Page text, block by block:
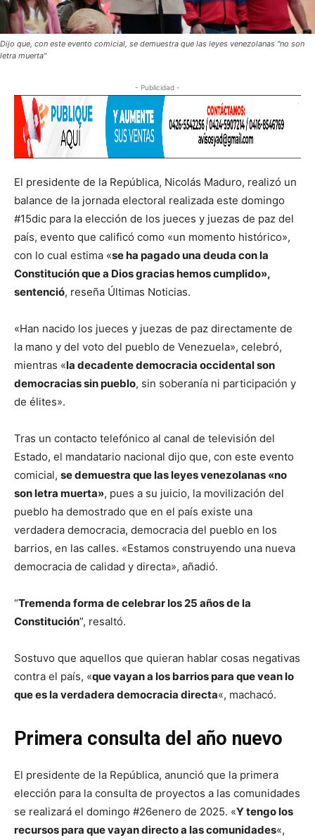
Dijo que, con este evento comicial, se demuestra que las leyes venezolanas "no son
letra muerta"
- Publicidad -
El presidente de la República, Nicolás Maduro, realizó un
balance de la jornada electoral realizada este domingo
#15dic para la elección de los jueces y juezas de paz del
país, evento que calificó como «un momento histórico»,
con lo cual estima «se ha pagado una deuda con la
Constitución que a Dios gracias hemos cumplido»,
sentenció, reseña Últimas Noticias.
«Han nacido los jueces y juezas de paz directamente de
la mano y del voto del pueblo de Venezuela», celebró,
mientras «la decadente democracia occidental son
democracias sin pueblo, sin soberanía ni participación y
de élites».
Tras un contacto telefónico al canal de televisión del
Estado, el mandatario nacional dijo que, con este evento
comicial, se demuestra que las leyes venezolanas «no
son letra muerta», pues a su juicio, la movilización del
pueblo ha demostrado que en el país existe una
verdadera democracia, democracia del pueblo en los
barrios, en las calles. «Estamos construyendo una nueva
democracia de calidad y directa», añadió.
“Tremenda forma de celebrar los 25 años de la
Constitución”, resaltó.
Sostuvo que aquellos que quieran hablar cosas negativas
contra el país, «que vayan a los barrios para que vean lo
que es la verdadera democracia directa«, machacó.
Primera consulta del año nuevo
El presidente de la República, anunció que la primera
elección para la consulta de proyectos a las comunidades
se realizará el domingo #26enero de 2025. «Y tengo los
recursos para que vayan directo a las comunidades«,